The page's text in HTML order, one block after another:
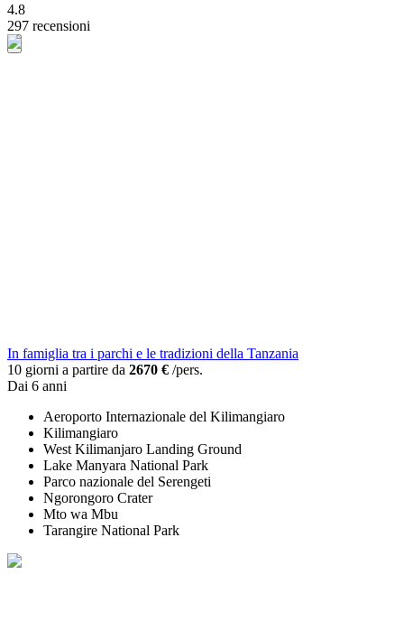
4.8
297 recensioni
In famiglia tra i parchi e le tradizioni della Tanzania
10 giorni a partire da 2670 € /pers.
Dai 6 anni
Aeroporto Internazionale del Kilimangiaro
Kilimangiaro
West Kilimanjaro Landing Ground
Lake Manyara National Park
Parco nazionale del Serengeti
Ngorongoro Crater
Mto wa Mbu
Tarangire National Park